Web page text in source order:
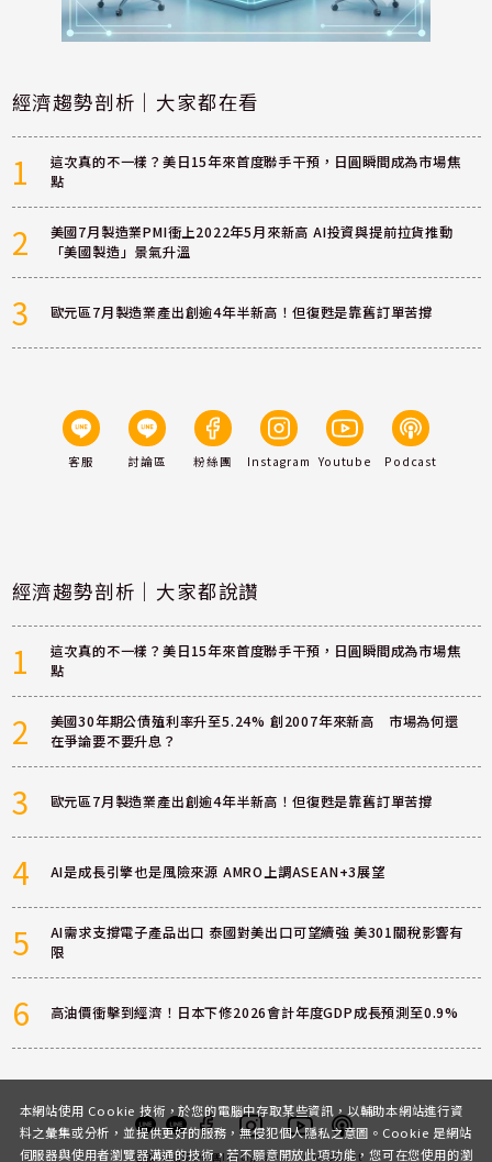
經濟趨勢剖析｜大家都在看
1
這次真的不一樣？美日15年來首度聯手干預，日圓瞬間成為市場焦
點
2
美國7月製造業PMI衝上2022年5月來新高 AI投資與提前拉貨推動
「美國製造」景氣升溫
3 歐元區7月製造業產出創逾4年半新高！但復甦是靠舊訂單苦撐
客服 討論區 粉絲團 Instagram Youtube Podcast
經濟趨勢剖析｜大家都說讚
1
這次真的不一樣？美日15年來首度聯手干預，日圓瞬間成為市場焦
點
2
美國30年期公債殖利率升至5.24% 創2007年來新高 市場為何還
在爭論要不要升息？
3 歐元區7月製造業產出創逾4年半新高！但復甦是靠舊訂單苦撐
4 AI是成長引擎也是風險來源 AMRO上調ASEAN+3展望
5
AI需求支撐電子產品出口 泰國對美出口可望續強 美301關稅影響有
限
6 高油價衝擊到經濟！日本下修2026會計年度GDP成長預測至0.9%
客服 討論區粉絲團InstagramYoutubePodcast
本網站使用 Cookie 技術，於您的電腦中存取某些資訊，以輔助本網站進行資
料之彙集或分析，並提供更好的服務，無侵犯個人隱私之意圖。Cookie 是網站
伺服器與使用者瀏覽器溝通的技術，若不願意開放此項功能，您可在您使用的瀏